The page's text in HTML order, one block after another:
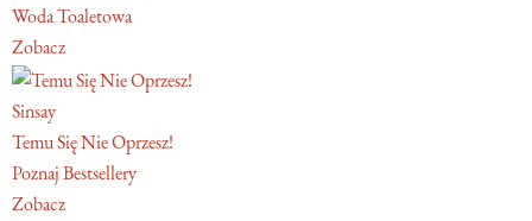
Woda Toaletowa
Zobacz
Sinsay
Temu Się Nie Oprzesz!
Poznaj Bestsellery
Zobacz